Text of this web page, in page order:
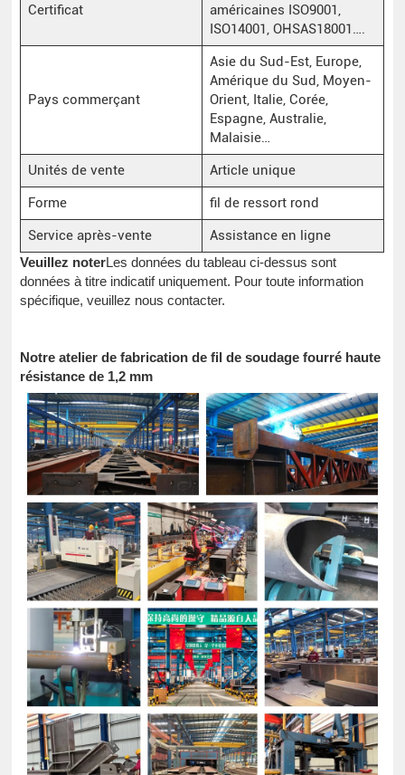
Certificat
américaines ISO9001,
ISO14001, OHSAS18001….
Pays commerçant
Asie du Sud-Est, Europe,
Amérique du Sud, Moyen-
Orient, Italie, Corée,
Espagne, Australie,
Malaisie…
Unités de vente
Article unique
Forme
fil de ressort rond
Service après-vente
Assistance en ligne
Veuillez noterLes données du tableau ci-dessus sont
données à titre indicatif uniquement. Pour toute information
spécifique, veuillez nous contacter.
Notre atelier de fabrication de fil de soudage fourré haute
résistance de 1,2 mm